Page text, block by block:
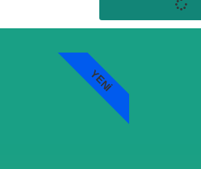
YENI